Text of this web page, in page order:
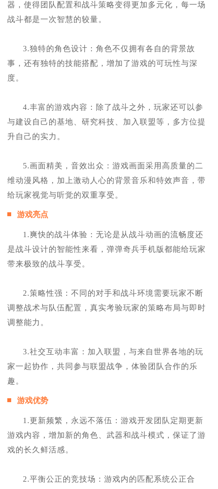
器，使得团队配置和战斗策略变得更加多元化，每一场
战斗都是一次智慧的较量。
3.独特的角色设计：角色不仅拥有各自的背景故
事，还有独特的技能搭配，增加了游戏的可玩性与深
度。
4.丰富的游戏内容：除了战斗之外，玩家还可以参
与建设自己的基地、研究科技、加入联盟等，多方位提
升自己的实力。
5.画面精美，音效出众：游戏画面采用高质量的二
维动漫风格，加上激动人心的背景音乐和特效声音，带
给玩家视觉与听觉的双重享受。
游戏亮点
1.爽快的战斗体验：无论是从战斗动画的流畅度还
是战斗设计的智能性来看，弹弹奇兵手机版都能给玩家
带来极致的战斗享受。
2.策略性强：不同的对手和战斗环境需要玩家不断
调整战术与队伍配置，真实考验玩家的策略布局与即时
调整能力。
3.社交互动丰富：加入联盟，与来自世界各地的玩
家一起协作，共同参与联盟战争，体验团队合作的乐
趣。
游戏优势
1.更新频繁，永远不落伍：游戏开发团队定期更新
游戏内容，增加新的角色、武器和战斗模式，保证了游
戏的长久鲜活感。
2.平衡公正的竞技场：游戏内的匹配系统公正合